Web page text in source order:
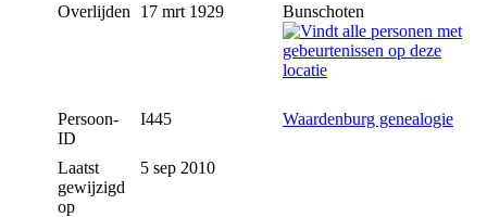
Overlijden
17 mrt 1929 Bunschoten
Persoon-
ID
I445 Waardenburg genealogie
Laatst
gewijzigd
op
5 sep 2010